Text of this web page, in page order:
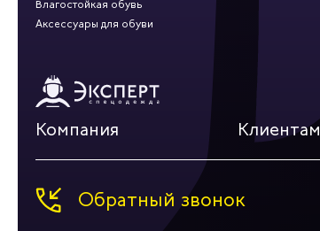
Влагостойкая обувь
Аксессуары для обуви
Компания Клиентам
Обратный звонок